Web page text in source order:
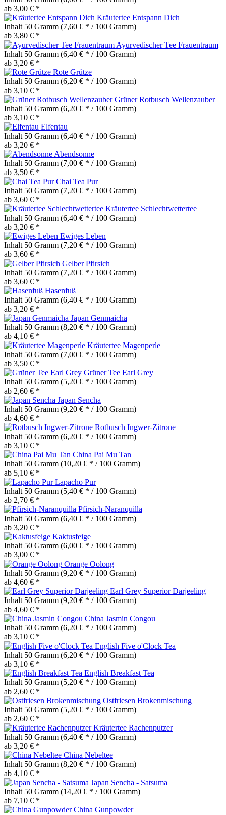
ab 3,00 € *
Kräutertee Entspann Dich
Inhalt 50 Gramm (7,60 € * / 100 Gramm)
ab 3,80 € *
Ayurvedischer Tee Frauentraum
Inhalt 50 Gramm (6,40 € * / 100 Gramm)
ab 3,20 € *
Rote Grütze
Inhalt 50 Gramm (6,20 € * / 100 Gramm)
ab 3,10 € *
Grüner Rotbusch Wellenzauber
Inhalt 50 Gramm (6,20 € * / 100 Gramm)
ab 3,10 € *
Elfentau
Inhalt 50 Gramm (6,40 € * / 100 Gramm)
ab 3,20 € *
Abendsonne
Inhalt 50 Gramm (7,00 € * / 100 Gramm)
ab 3,50 € *
Chai Tea Pur
Inhalt 50 Gramm (7,20 € * / 100 Gramm)
ab 3,60 € *
Kräutertee Schlechtwettertee
Inhalt 50 Gramm (6,40 € * / 100 Gramm)
ab 3,20 € *
Ewiges Leben
Inhalt 50 Gramm (7,20 € * / 100 Gramm)
ab 3,60 € *
Gelber Pfirsich
Inhalt 50 Gramm (7,20 € * / 100 Gramm)
ab 3,60 € *
Hasenfuß
Inhalt 50 Gramm (6,40 € * / 100 Gramm)
ab 3,20 € *
Japan Genmaicha
Inhalt 50 Gramm (8,20 € * / 100 Gramm)
ab 4,10 € *
Kräutertee Magenperle
Inhalt 50 Gramm (7,00 € * / 100 Gramm)
ab 3,50 € *
Grüner Tee Earl Grey
Inhalt 50 Gramm (5,20 € * / 100 Gramm)
ab 2,60 € *
Japan Sencha
Inhalt 50 Gramm (9,20 € * / 100 Gramm)
ab 4,60 € *
Rotbusch Ingwer-Zitrone
Inhalt 50 Gramm (6,20 € * / 100 Gramm)
ab 3,10 € *
China Pai Mu Tan
Inhalt 50 Gramm (10,20 € * / 100 Gramm)
ab 5,10 € *
Lapacho Pur
Inhalt 50 Gramm (5,40 € * / 100 Gramm)
ab 2,70 € *
Pfirsich-Naranquilla
Inhalt 50 Gramm (6,40 € * / 100 Gramm)
ab 3,20 € *
Kaktusfeige
Inhalt 50 Gramm (6,00 € * / 100 Gramm)
ab 3,00 € *
Orange Oolong
Inhalt 50 Gramm (9,20 € * / 100 Gramm)
ab 4,60 € *
Earl Grey Superior Darjeeling
Inhalt 50 Gramm (9,20 € * / 100 Gramm)
ab 4,60 € *
China Jasmin Congou
Inhalt 50 Gramm (6,20 € * / 100 Gramm)
ab 3,10 € *
English Five o'Clock Tea
Inhalt 50 Gramm (6,20 € * / 100 Gramm)
ab 3,10 € *
English Breakfast Tea
Inhalt 50 Gramm (5,20 € * / 100 Gramm)
ab 2,60 € *
Ostfriesen Brokenmischung
Inhalt 50 Gramm (5,20 € * / 100 Gramm)
ab 2,60 € *
Kräutertee Rachenputzer
Inhalt 50 Gramm (6,40 € * / 100 Gramm)
ab 3,20 € *
China Nebeltee
Inhalt 50 Gramm (8,20 € * / 100 Gramm)
ab 4,10 € *
Japan Sencha - Satsuma
Inhalt 50 Gramm (14,20 € * / 100 Gramm)
ab 7,10 € *
China Gunpowder